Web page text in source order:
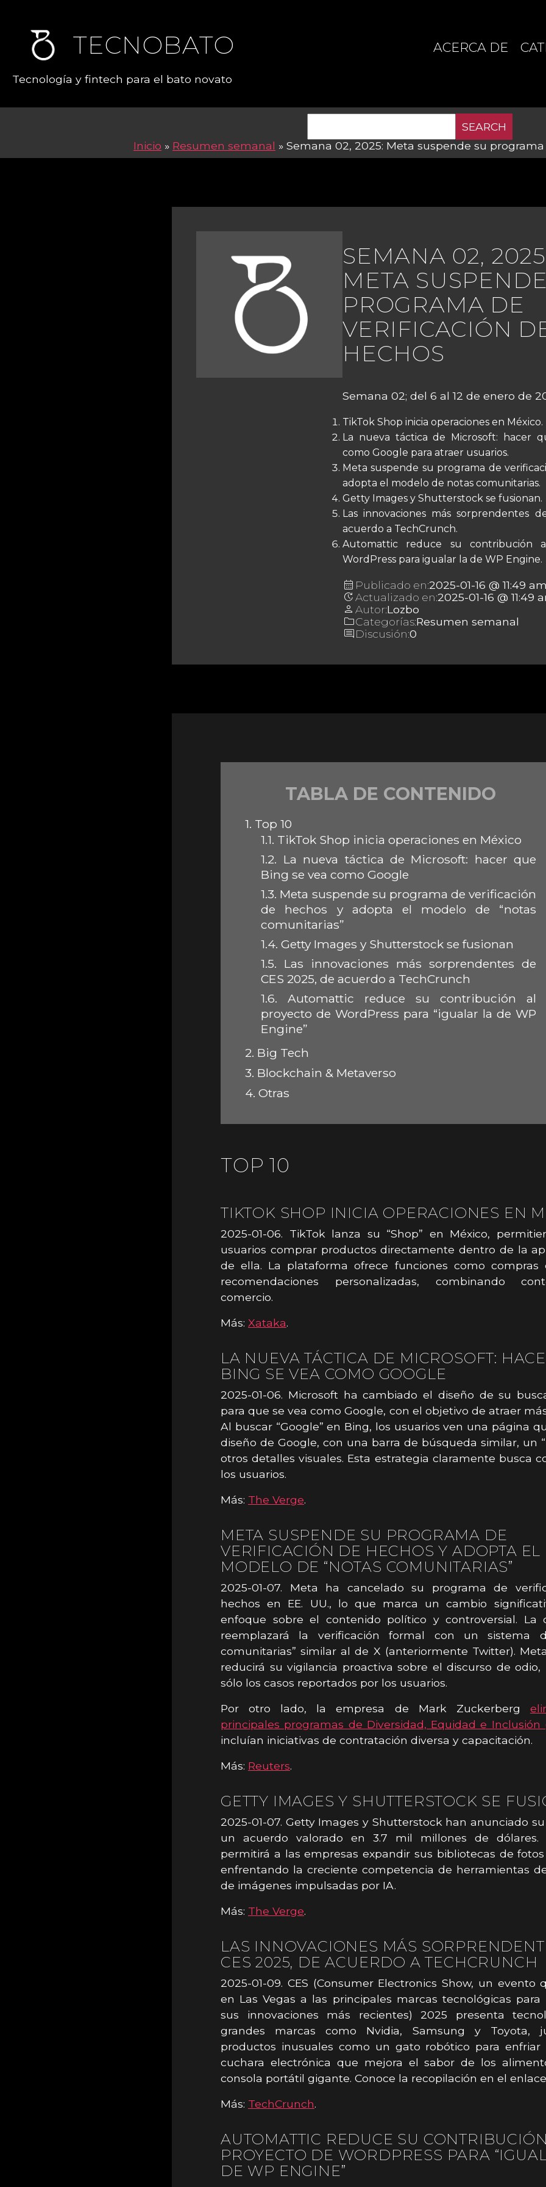
TECNOBATO
Tecnología y fintech para el bato novato
ACERCA DE
SEARCH
Inicio » Resumen semanal » Semana 02, 2025: Meta suspende su
SEMANA 02,
META
PROGRAMA DE
VERIFICACIÓN
HECHOS
Semana 02; del 6 al 12 de enero de
TikTok Shop inicia operaciones en México.
La nueva táctica de Microsoft: hacer
como Google para atraer usuarios.
Meta suspende su programa de
adopta el modelo de notas comunitarias.
Getty Images y Shutterstock se fusionan.
Las innovaciones más sorprendentes
acuerdo a TechCrunch.
Automattic reduce su contribución
WordPress para igualar la de WP Engine.
calendar_month Publicado en:2025-01-16 @ 11:49
updateActualizado en:2025-01-16 @ 11:49
person Autor:Lozbo
folderCategorías:Resumen semanal
commentDiscusión:0
TABLA DE CONTENIDO
1. Top 10
1.1. TikTok Shop inicia operaciones en México
1.2. La nueva táctica de Microsoft: hacer que
Bing se vea como Google
1.3. Meta suspende su programa de verificación
de hechos y adopta el modelo de “notas
comunitarias”
1.4. Getty Images y Shutterstock se fusionan
1.5. Las innovaciones más sorprendentes de
CES 2025, de acuerdo a TechCrunch
1.6. Automattic reduce su contribución al
proyecto de WordPress para “igualar la de WP
Engine”
2. Big Tech
3. Blockchain & Metaverso
4. Otras
TOP 10
TIKTOK SHOP INICIA OPERACIONES EN
2025-01-06. TikTok lanza su “Shop” en México,
usuarios comprar productos directamente dentro de la
de ella. La plataforma ofrece funciones como compras
recomendaciones personalizadas, combinando
comercio.
Más: Xataka.
LA NUEVA TÁCTICA DE MICROSOFT:
BING SE VEA COMO GOOGLE
2025-01-06. Microsoft ha cambiado el diseño de su
para que se vea como Google, con el objetivo de atraer
Al buscar “Google” en Bing, los usuarios ven una página
diseño de Google, con una barra de búsqueda similar, un
otros detalles visuales. Esta estrategia claramente busca
los usuarios.
Más: The Verge.
META SUSPENDE SU PROGRAMA DE
VERIFICACIÓN DE HECHOS Y ADOPTA EL
MODELO DE “NOTAS COMUNITARIAS”
2025-01-07. Meta ha cancelado su programa de
hechos en EE. UU., lo que marca un cambio
enfoque sobre el contenido político y controversial. La
reemplazará la verificación formal con un sistema
comunitarias” similar al de X (anteriormente Twitter).
reducirá su vigilancia proactiva sobre el discurso de odio,
sólo los casos reportados por los usuarios.
Por otro lado, la empresa de Mark Zuckerberg
principales programas de Diversidad, Equidad e Inclusión
incluían iniciativas de contratación diversa y capacitación.
Más: Reuters.
GETTY IMAGES Y SHUTTERSTOCK SE
2025-01-07. Getty Images y Shutterstock han anunciado
un acuerdo valorado en 3.7 mil millones de dólares.
permitirá a las empresas expandir sus bibliotecas de
enfrentando la creciente competencia de herramientas
de imágenes impulsadas por IA.
Más: The Verge.
LAS INNOVACIONES MÁS
CES 2025, DE ACUERDO A TECHCRUNCH
2025-01-09. CES (Consumer Electronics Show, un evento
en Las Vegas a las principales marcas tecnológicas para
sus innovaciones más recientes) 2025 presenta
grandes marcas como Nvidia, Samsung y Toyota,
productos inusuales como un gato robótico para enfriar
cuchara electrónica que mejora el sabor de los
consola portátil gigante. Conoce la recopilación en el
Más: TechCrunch.
AUTOMATTIC REDUCE SU
PROYECTO DE WORDPRESS PARA
DE WP ENGINE”